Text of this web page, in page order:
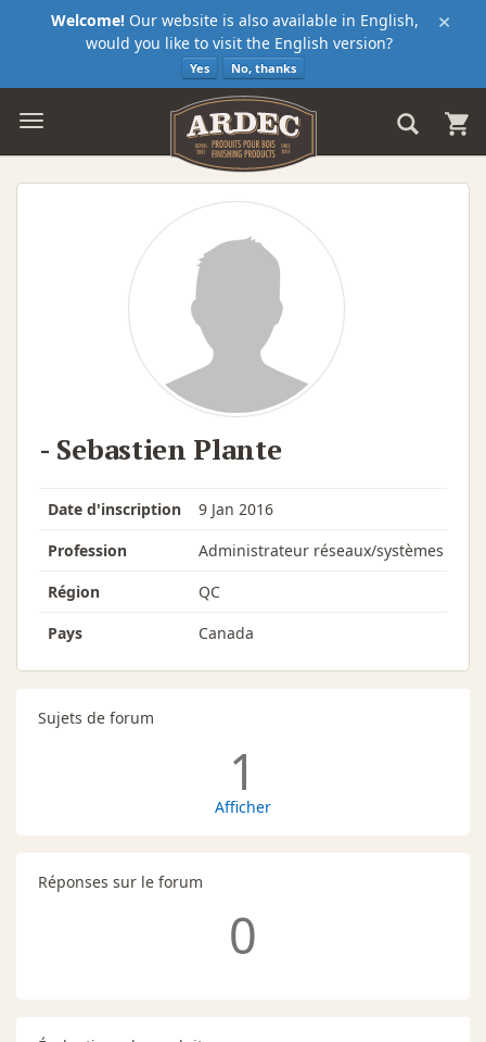
×
Welcome! Our website is also available in English,
would you like to visit the English version?
Yes No, thanks
- Sebastien Plante
Date d'inscription
9 Jan 2016
Profession
Administrateur réseaux/systèmes
Région
QC
Pays
Canada
Sujets de forum
1
Afficher
Réponses sur le forum
0